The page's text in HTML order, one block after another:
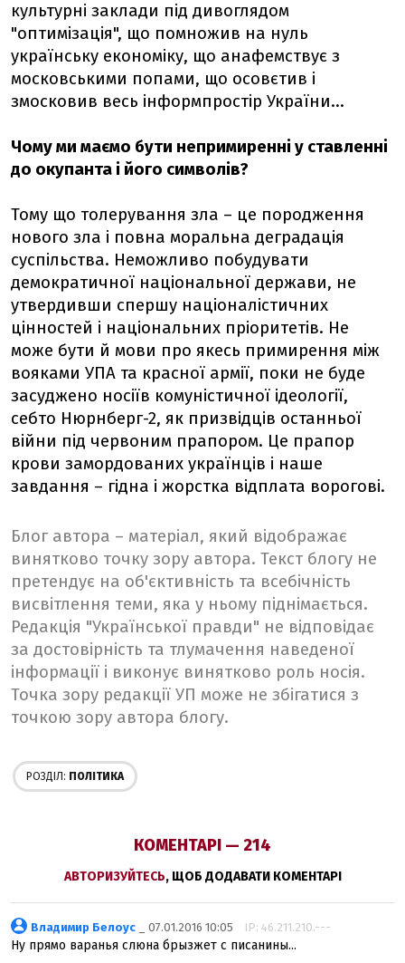
культурні заклади під дивоглядом
"оптимізація", що помножив на нуль
українську економіку, що анафемствує з
московськими попами, що осовєтив і
змосковив весь інформпростір України...
Чому ми маємо бути непримиренні у ставленні
до окупанта і його символів?
Тому що толерування зла – це породження
нового зла і повна моральна деградація
суспільства. Неможливо побудувати
демократичної національної держави, не
утвердивши спершу націоналістичних
цінностей і національних пріоритетів. Не
може бути й мови про якесь примирення між
вояками УПА та красної армії, поки не буде
засуджено носіїв комуністичної ідеології,
себто Нюрнберг-2, як призвідців останньої
війни під червоним прапором. Це прапор
крови замордованих українців і наше
завдання – гідна і жорстка відплата ворогові.
Блог автора – матеріал, який відображає
винятково точку зору автора. Текст блогу не
претендує на об'єктивність та всебічність
висвітлення теми, яка у ньому піднімається.
Редакція "Української правди" не відповідає
за достовірність та тлумачення наведеної
інформації і виконує винятково роль носія.
Точка зору редакції УП може не збігатися з
точкою зору автора блогу.
РОЗДІЛ: ПОЛІТИКА
КОМЕНТАРІ — 214
АВТОРИЗУЙТЕСЬ, ЩОБ ДОДАВАТИ КОМЕНТАРІ
Владимир Белоус _ 07.01.2016 10:05 IP: 46.211.210.---
Ну прямо варанья слюна брызжет с писанины...